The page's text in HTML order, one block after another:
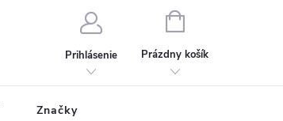
Prihlásenie
NÁKUPNÝ
Prázdny košík
Značky